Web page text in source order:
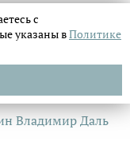
Владимир Даль
с
указаны вПолитике